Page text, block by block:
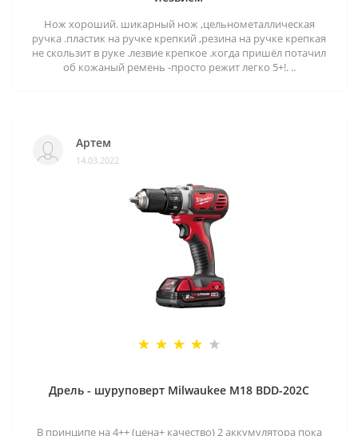
Нож хороший. шикарный нож ,цельнометаллическая
ручка .пластик на ручке крепкий ,резина на ручке крепкая
не скользит в руке .лезвие крепкое .когда пришёл потачил
об кожаный ремень -просто режит легко 5+!. ..
Артем
14.03.2022
Дрель - шуруповерт Milwaukee M18 BDD-202C
В принципе на 4++ (цена+ качество) 2 аккумулятора пока